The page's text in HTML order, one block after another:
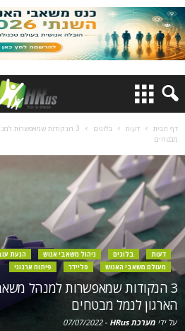
דף הבית דעות בלוגים
3 הנקודות שמאפשרות
מבטחים
דעות בלוגים ניהול משאבי אנוש הנעת
מעולם משאבי האנוש
סליידר פיתוח ארגוני
3 הנקודות שמאפשרות למנהל
הארגון לנמל מבטחים
על ידי מערכת HRus -
07/07/2022